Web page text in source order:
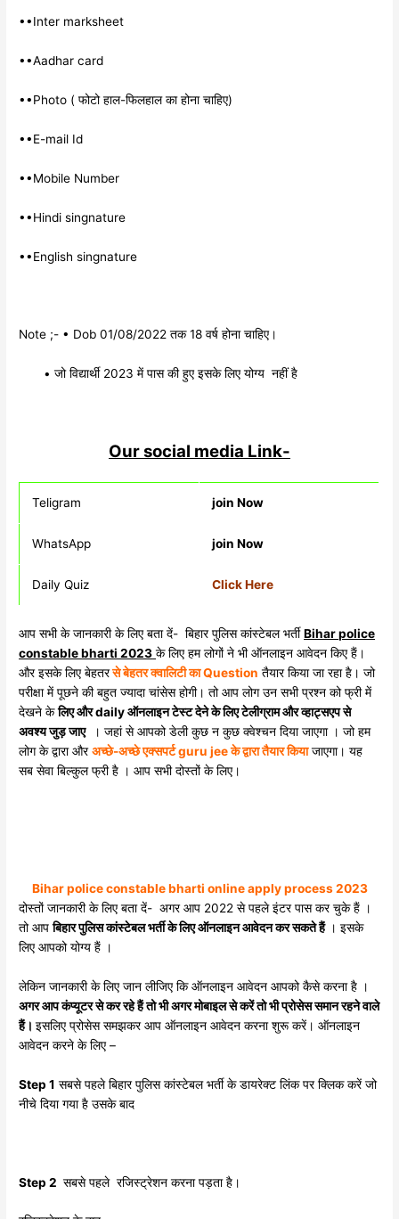
••Inter marksheet
••Aadhar card
••Photo ( फोटो हाल-फिलहाल का होना चाहिए)
••E-mail Id
••Mobile Number
••Hindi singnature
••English singnature
Note ;- • Dob 01/08/2022 तक 18 वर्ष होना चाहिए।
• जो विद्यार्थी 2023 में पास की हुए इसके लिए योग्य नहीं है
Our social media Link-
Teligram join Now
WhatsApp join Now
Daily Quiz Click Here
आप सभी के जानकारी के लिए बता दें- बिहार पुलिस कांस्टेबल भर्तीBihar police
constable bharti 2023 के लिए हम लोगों ने भी ऑनलाइन आवेदन किए हैं।
और इसके लिए बेहतरसे बेहतर क्वालिटी का Question तैयार किया जा रहा है। जो
परीक्षा में पूछने की बहुत ज्यादा चांसेस होगी। तो आप लोग उन सभी प्रश्न को फ्री में
देखने केलिए और daily ऑनलाइन टेस्ट देने के लिए टेलीग्राम और व्हाट्सएप से
अवश्य जुड़ जाए। जहां से आपको डेली कुछ न कुछ क्वेश्चन दिया जाएगा । जो हम
लोग के द्वारा औरअच्छे-अच्छे एक्सपर्ट guru jee के द्वारा तैयार कियाजाएगा। यह
सब सेवा बिल्कुल फ्री है । आप सभी दोस्तों के लिए।
Bihar police constable bharti online apply process 2023
दोस्तों जानकारी के लिए बता दें- अगर आप 2022 से पहले इंटर पास कर चुके हैं ।
तो आपबिहार पुलिस कांस्टेबल भर्ती के लिए ऑनलाइन आवेदन कर सकते हैं। इसके
लिए आपको योग्य हैं ।
लेकिन जानकारी के लिए जान लीजिए कि ऑनलाइन आवेदन आपको कैसे करना है ।
अगर आप कंप्यूटर से कर रहे हैं तो भी अगर मोबाइल से करें तो भी प्रोसेस समान रहने वाले
हैं।इसलिए प्रोसेस समझकर आप ऑनलाइन आवेदन करना शुरू करें। ऑनलाइन
आवेदन करने के लिए –
Step 1 सबसे पहले बिहार पुलिस कांस्टेबल भर्ती के डायरेक्ट लिंक पर क्लिक करें जो
नीचे दिया गया है उसके बाद
Step 2 सबसे पहले रजिस्ट्रेशन करना पड़ता है।